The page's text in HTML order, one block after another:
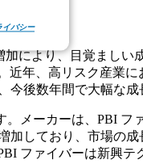
イバシー
により、目覚まし
年、高リスク産業
後数年間で大幅な成
メーカーは、PBI フ
しており、市場の
ファイバーは新興テ